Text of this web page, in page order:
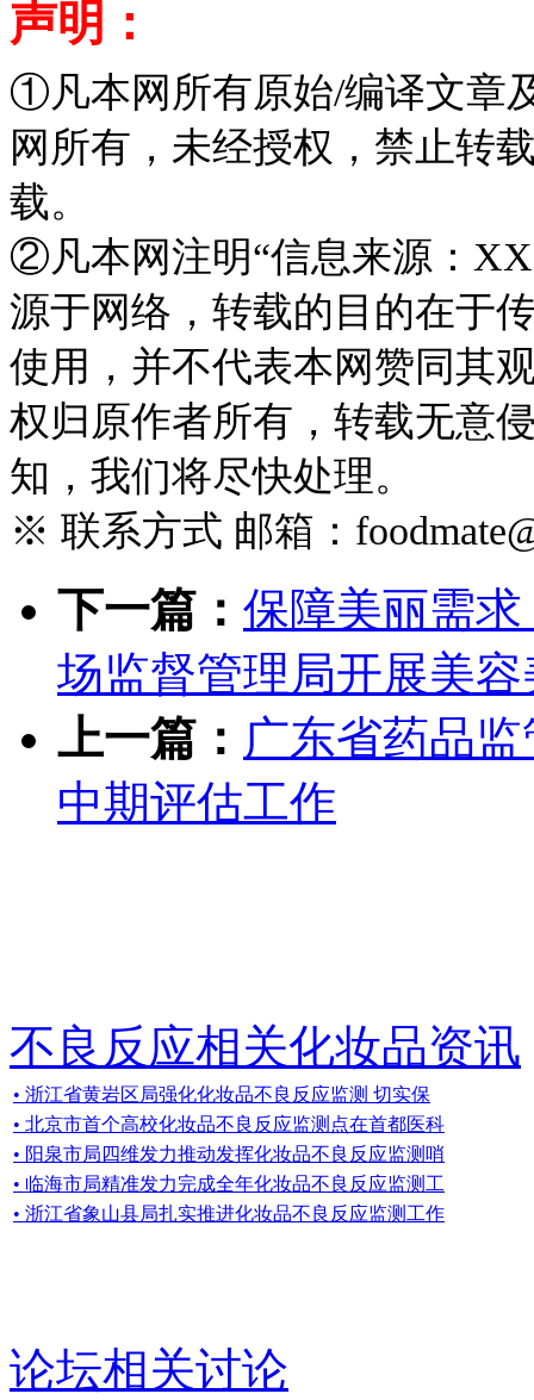
声明：
①凡本网所有原始/编译文章
网所有，未经授权，禁止转
载。
②凡本网注明“信息来源：
源于网络，转载的目的在于
使用，并不代表本网赞同其
权归原作者所有，转载无意
知，我们将尽快处理。
※ 联系方式 邮箱：
下一篇： 保障美丽需
场监督管理局开展美
上一篇： 广东省药品
中期评估工作
不良反应相关化妆品资讯
• 浙江省黄岩区局强化化妆品不良反应监测 切实保
• 北京市首个高校化妆品不良反应监测点在首都医科
• 阳泉市局四维发力推动发挥化妆品不良反应监测哨
• 临海市局精准发力完成全年化妆品不良反应监测工
• 浙江省象山县局扎实推进化妆品不良反应监测工作
论坛相关讨论